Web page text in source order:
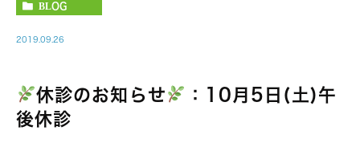
BLOG
2019.09.26
休診のお知らせ
：10月5日(土)午
後休診